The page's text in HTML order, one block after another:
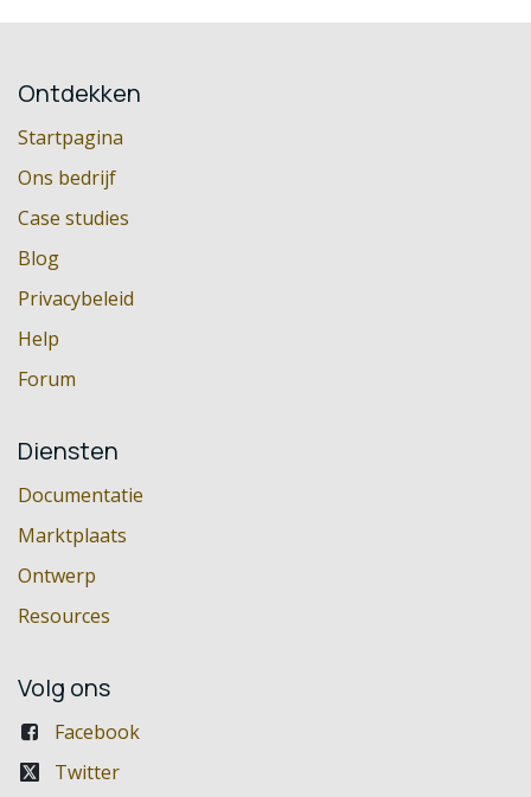
Ontdekken
Startpagina
Ons bedrijf
Case studies
Blog
Privacybeleid
Help
Forum
Diensten
Documentatie
Marktplaats
Ontwerp
Resources
Volg ons
Facebook
Twitter